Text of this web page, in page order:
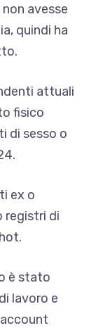
avesse
quindi ha
attuali
fisico
di sesso o
ex o
registri di
è stato
lavoro e